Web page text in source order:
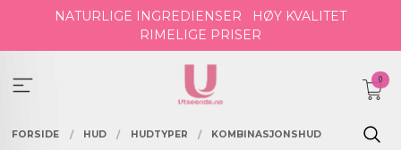
NATURLIGE INGREDIENSER
HØY KVALITET
RIMELIGE PRISER
0
FORSIDE HUD HUDTYPER KOMBINASJONSHUD